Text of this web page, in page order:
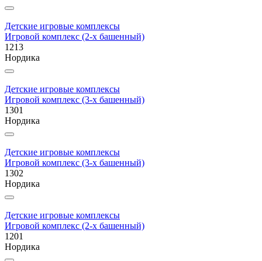
Детские игровые комплексы
Игровой комплекс (2-х башенный)
1213
Нордика
Детские игровые комплексы
Игровой комплекс (3-х башенный)
1301
Нордика
Детские игровые комплексы
Игровой комплекс (3-х башенный)
1302
Нордика
Детские игровые комплексы
Игровой комплекс (2-х башенный)
1201
Нордика